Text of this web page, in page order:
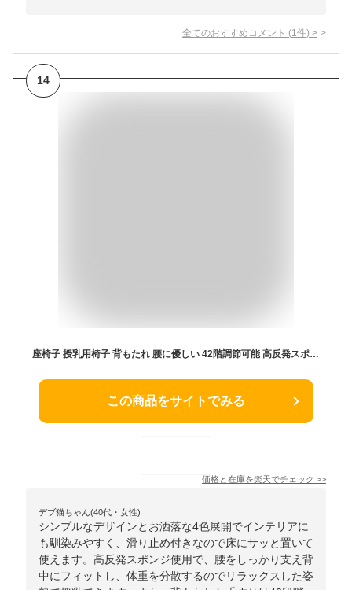
全てのおすすめコメント (1 件) >
14
座椅子 授乳用椅子 背もたれ 腰に優しい 42階調節可能 高反発スポンジ 持ち運び便利 省スペース 1人掛け リクライニング 腰が痛くならない 疲れにくい カバー取り外し 洗濯可能 多機能 チェア 椅子 寝室 リビングルーム 畳部屋 在宅勤務 ゲーム 読書 休憩
この商品をサイトでみる
価格と在庫を楽天でチェック >>
デブ猫ちゃん(40代・女性)
シンプルなデザインとお洒落な4色展開でインテリアに
も馴染みやすく、滑り止め付きなので床にサッと置いて
使えます。高反発スポンジ使用で、腰をしっかり支え背
中にフィットし、体重を分散するのでリラックスした姿